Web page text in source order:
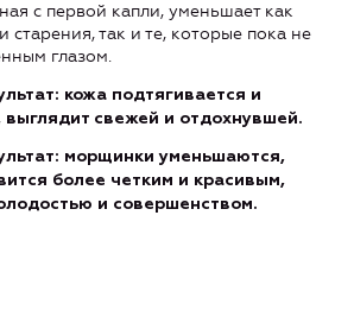
с первой капли, уменьшает как
старения, так и те, которые пока не
глазом.
кожа подтягивается и
выглядит свежей и отдохнувшей.
морщинки уменьшаются,
более четким и красивым,
и совершенством.